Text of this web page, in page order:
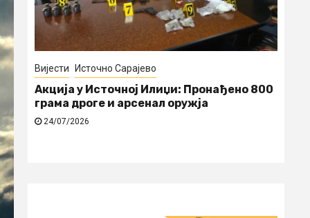
Вијести Источно Сарајево
Акција у Источној Илиџи: Пронађено 800
грама дроге и арсенал оружја
24/07/2026